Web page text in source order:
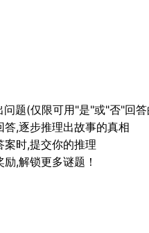
问题(仅限可用"是"或"否"回
答,逐步推理出故事的真相
案时,提交你的推理
,解锁更多谜题！